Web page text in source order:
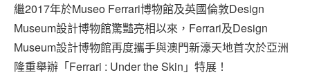
繼2017年於Museo Ferrari博物館及英國倫敦Design
Museum設計博物館驚豔亮相以來，Ferrari及Design
Museum設計博物館再度攜手與澳門新濠天地首次於亞洲
隆重舉辦「Ferrari : Under the Skin」特展！